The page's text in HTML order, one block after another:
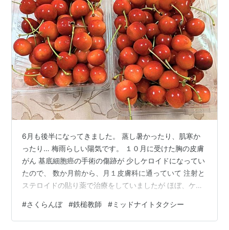
6月も後半になってきました。 蒸し暑かったり、肌寒か
ったり… 梅雨らしい陽気です。 １０月に受けた胸の皮膚
がん 基底細胞癌の手術の傷跡が 少しケロイドになってい
たので、 数か月前から、月１皮膚科に通っていて 注射と
ステロイドの貼り薬で治療をしていましたが ほぼ、ケロ
で、 数か月に１度、診察を受けるとのこと。 歯科は、先
週少し詰めなおしの治療をして 今日は１時間かけて、 歯
#さくらんぼ #鉄槌教師 #ミッドナイトタクシー